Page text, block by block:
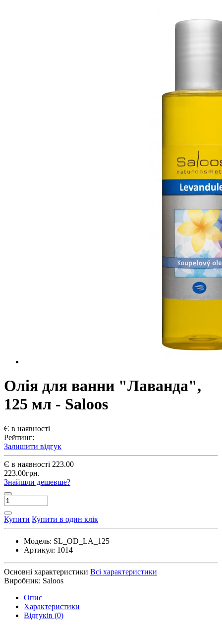
Олія для ванни "Лаванда",
125 мл - Saloos
Є в наявності
Рейтинг:
Залишити відгук
Є в наявності 223.00
223.00грн.
Знайшли дешевше?
Купити Купити в один клік
Модель: SL_OD_LA_125
Артикул: 1014
Основні характеристики Всі характеристики
Виробник: Saloos
Опис
Характеристики
Відгуків (0)